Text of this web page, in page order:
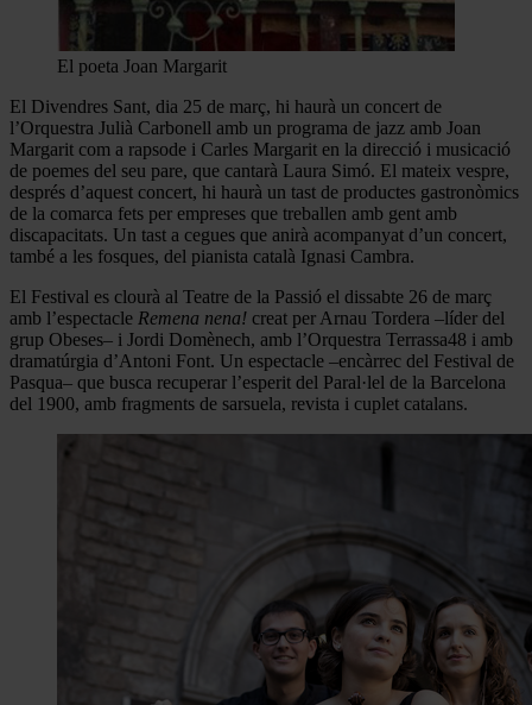
El poeta Joan Margarit
El Divendres Sant, dia 25 de març, hi haurà un concert de
l’Orquestra Julià Carbonell amb un programa de jazz amb Joan
Margarit com a rapsode i Carles Margarit en la direcció i musicació
de poemes del seu pare, que cantarà Laura Simó. El mateix vespre,
després d’aquest concert, hi haurà un tast de productes gastronòmics
de la comarca fets per empreses que treballen amb gent amb
discapacitats. Un tast a cegues que anirà acompanyat d’un concert,
també a les fosques, del pianista català Ignasi Cambra.
El Festival es clourà al Teatre de la Passió el dissabte 26 de març
amb l’espectacle Remena nena! creat per Arnau Tordera –líder del
grup Obeses– i Jordi Domènech, amb l’Orquestra Terrassa48 i amb
dramatúrgia d’Antoni Font. Un espectacle –encàrrec del Festival de
Pasqua– que busca recuperar l’esperit del Paral·lel de la Barcelona
del 1900, amb fragments de sarsuela, revista i cuplet catalans.